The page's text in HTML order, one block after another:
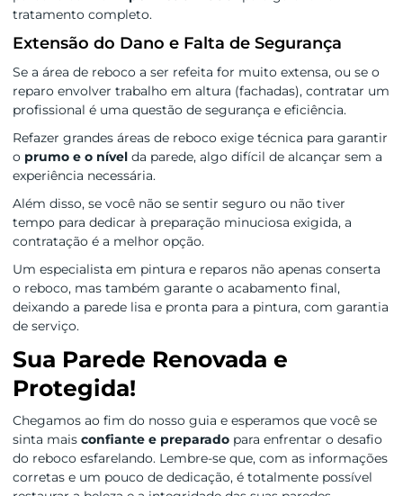
tratamento completo.
Extensão do Dano e Falta de Segurança
Se a área de reboco a ser refeita for muito extensa, ou se o
reparo envolver trabalho em altura (fachadas), contratar um
profissional é uma questão de segurança e eficiência.
Refazer grandes áreas de reboco exige técnica para garantir
o prumo e o nívelda parede, algo difícil de alcançar sem a
experiência necessária.
Além disso, se você não se sentir seguro ou não tiver
tempo para dedicar à preparação minuciosa exigida, a
contratação é a melhor opção.
Um especialista em pintura e reparos não apenas conserta
o reboco, mas também garante o acabamento final,
deixando a parede lisa e pronta para a pintura, com garantia
de serviço.
Sua Parede Renovada e
Protegida!
Chegamos ao fim do nosso guia e esperamos que você se
sinta mais confiante e preparadopara enfrentar o desafio
do reboco esfarelando. Lembre-se que, com as informações
corretas e um pouco de dedicação, é totalmente possível